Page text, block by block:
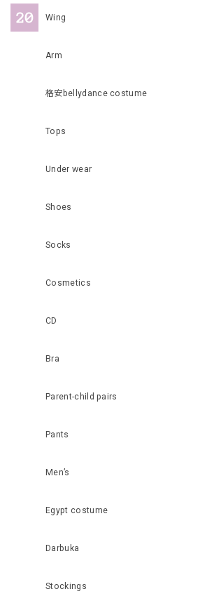
Wing
Arm
格安bellydance costume
Tops
Under wear
Shoes
Socks
Cosmetics
CD
Bra
Parent-child pairs
Pants
Men’s
Egypt costume
Darbuka
Stockings